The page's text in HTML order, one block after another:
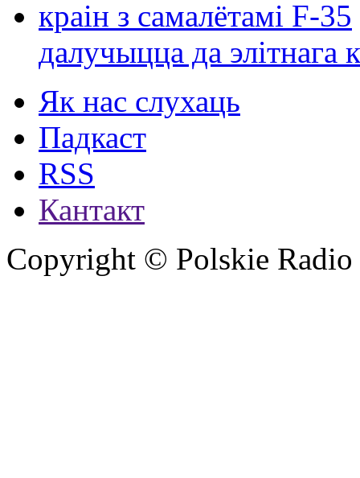
далучыцца да элітнага
Як нас слухаць
Падкаст
RSS
Кантакт
Copyright © Polskie